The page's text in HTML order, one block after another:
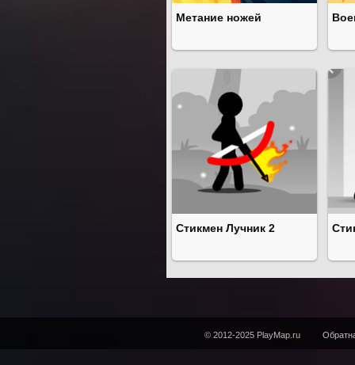
Метание ножей
Стикмен Лучник 2
© 2012-2025 PlayMap.ru